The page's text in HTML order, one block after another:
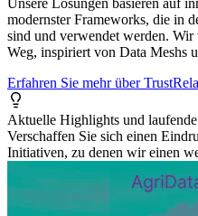
Unsere Lösungen basieren auf
modernster Frameworks, die in
sind und verwendet werden. Wir
Weg, inspiriert von Data Meshs
Erfahren Sie mehr über
Aktuelle Highlights und
Verschaffen Sie sich einen
Initiativen, zu denen wir einen